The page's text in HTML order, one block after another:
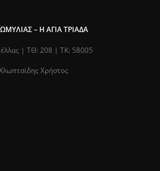
– Η ΑΓΊΑ ΤΡΙΆΔΑ
| ΤΘ: 208 | ΤΚ: 58005
Χρήστος